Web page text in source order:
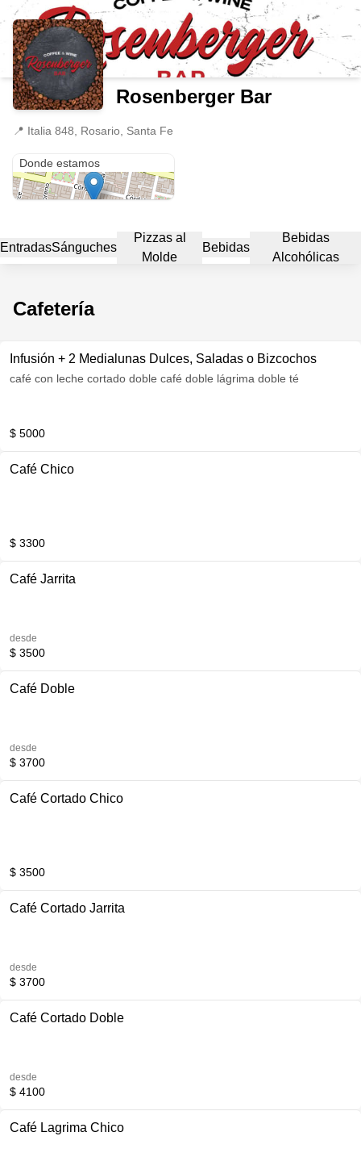
Rosenberger Bar
📍 Italia 848, Rosario, Santa Fe
Donde estamos
EntradasSánguches
Pizzas al
Molde
Bebidas
Bebidas
Alcohólicas
Cafetería
Infusión + 2 Medialunas Dulces, Saladas o Bizcochos
café con leche cortado doble café doble lágrima doble té
$ 5000
Café Chico
$ 3300
Café Jarrita
desde
$ 3500
Café Doble
desde
$ 3700
Café Cortado Chico
$ 3500
Café Cortado Jarrita
desde
$ 3700
Café Cortado Doble
desde
$ 4100
Café Lagrima Chico